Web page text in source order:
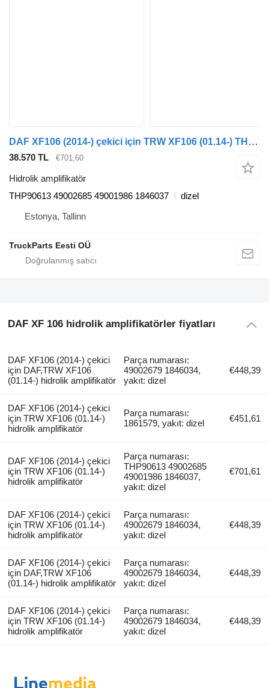
DAF XF106 (2014-) çekici için TRW XF106 (01.14-) THP90613 hidrolik amplifikatör
38.570 TL €701,60
Hidrolik amplifikatör
THP90613 49002685 49001986 1846037
dizel
Estonya, Tallinn
TruckParts Eesti OÜ
DAF XF 106 hidrolik amplifikatörler fiyatları
DAF XF106 (2014-) çekici
için DAF,TRW XF106
(01.14-) hidrolik amplifikatör
Parça numarası:
49002679 1846034,
yakıt: dizel
€448,39
DAF XF106 (2014-) çekici
için TRW XF106 (01.14-)
hidrolik amplifikatör
Parça numarası:
1861579, yakıt: dizel
€451,61
DAF XF106 (2014-) çekici
için TRW XF106 (01.14-)
hidrolik amplifikatör
Parça numarası:
THP90613 49002685
49001986 1846037,
yakıt: dizel
€701,61
DAF XF106 (2014-) çekici
için TRW XF106 (01.14-)
hidrolik amplifikatör
Parça numarası:
49002679 1846034,
yakıt: dizel
€448,39
DAF XF106 (2014-) çekici
için DAF,TRW XF106
(01.14-) hidrolik amplifikatör
Parça numarası:
49002679 1846034,
yakıt: dizel
€448,39
DAF XF106 (2014-) çekici
için TRW XF106 (01.14-)
hidrolik amplifikatör
Parça numarası:
49002679 1846034,
yakıt: dizel
€448,39